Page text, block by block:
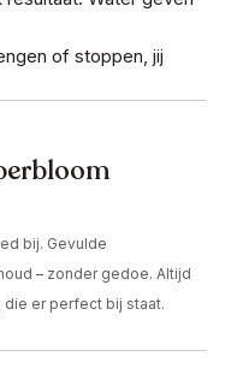
of stoppen, jij
bij. Gevulde
– zonder gedoe. Altijd
er perfect bij staat.